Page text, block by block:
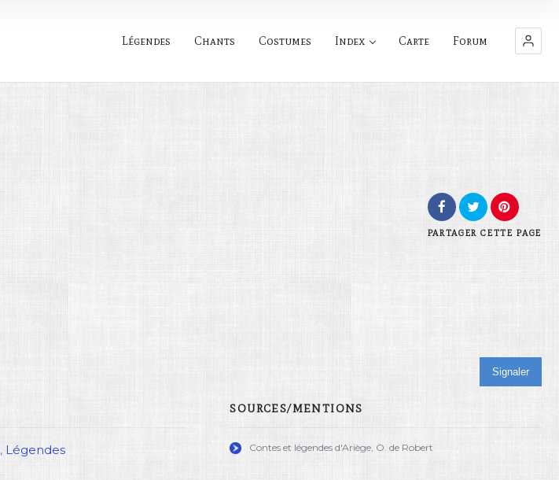
Légendes Chants Costumes Index Carte Forum
PARTAGER CETTE PAGE
Signaler
, Légendes
SOURCES/MENTIONS
Contes et légendes d'Ariège, O. de Robert